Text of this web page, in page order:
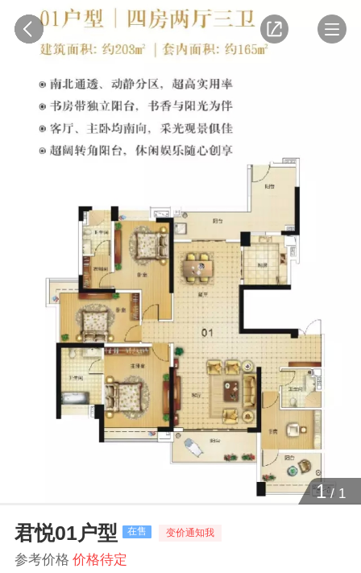
1/ 1
君悦01户型 在售 变价通知我
参考价格 价格待定